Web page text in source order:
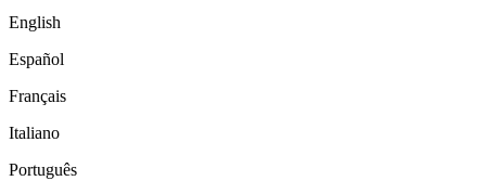
English
Español
Français
Italiano
Português